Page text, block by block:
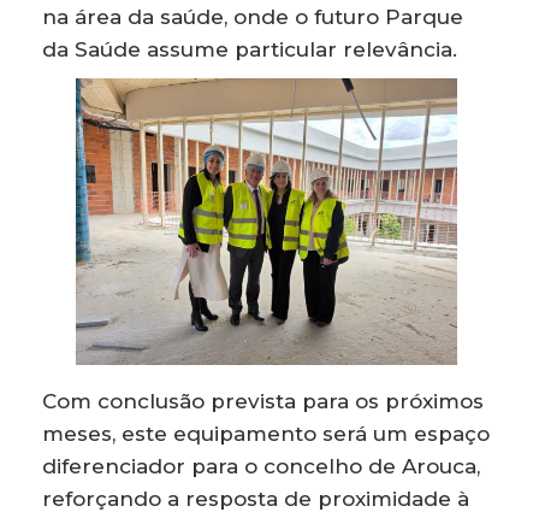
na área da saúde, onde o futuro Parque
da Saúde assume particular relevância.
Com conclusão prevista para os próximos
meses, este equipamento será um espaço
diferenciador para o concelho de Arouca,
reforçando a resposta de proximidade à